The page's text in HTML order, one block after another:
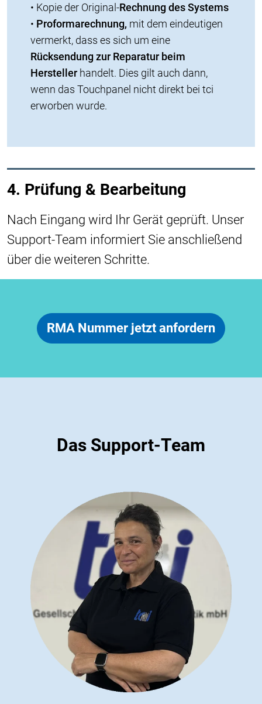
• Kopie der Original-Rechnung des Systems
• Proformarechnung, mit dem eindeutigen
vermerkt, dass es sich um eine
Rücksendung zur Reparatur beim
Hersteller handelt. Dies gilt auch dann,
wenn das Touchpanel nicht direkt bei tci
erworben wurde.
4. Prüfung & Bearbeitung
Nach Eingang wird Ihr Gerät geprüft. Unser
Support-Team informiert Sie anschließend
über die weiteren Schritte.
RMA Nummer jetzt anfordern
Das Support-Team